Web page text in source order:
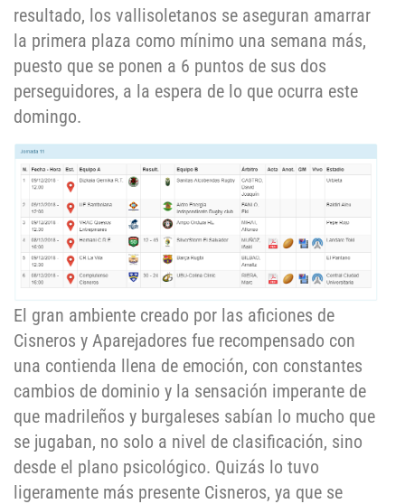
resultado, los vallisoletanos se aseguran amarrar
la primera plaza como mínimo una semana más,
puesto que se ponen a 6 puntos de sus dos
perseguidores, a la espera de lo que ocurra este
domingo.
El gran ambiente creado por las aficiones de
Cisneros y Aparejadores fue recompensado con
una contienda llena de emoción, con constantes
cambios de dominio y la sensación imperante de
que madrileños y burgaleses sabían lo mucho que
se jugaban, no solo a nivel de clasificación, sino
desde el plano psicológico. Quizás lo tuvo
ligeramente más presente Cisneros, ya que se